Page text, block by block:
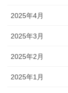
2025年4月
2025年3月
2025年2月
2025年1月